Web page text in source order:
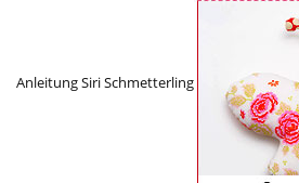
Anleitung Siri Schmetterling